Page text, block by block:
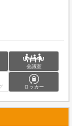
会議室
ロッカー